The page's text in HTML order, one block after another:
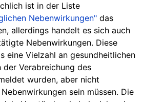
ist in der Liste
Nebenwirkungen" das
allerdings handelt es sich auch
Nebenwirkungen. Diese
eine Vielzahl an gesundheitlichen
der Verabreichung des
wurden, aber nicht
sein müssen. Die